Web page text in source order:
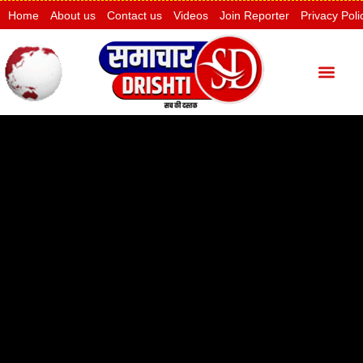
Home About us Contact us Videos Join Reporter Privacy